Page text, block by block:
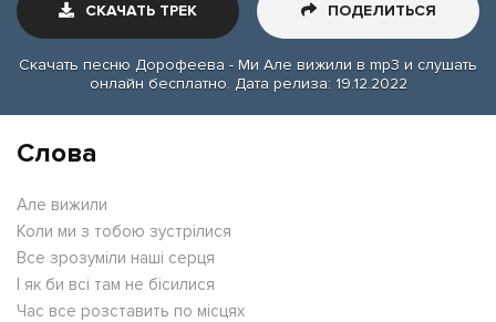
СКАЧАТЬ ТРЕК ПОДЕЛИТЬСЯ
Скачать песню Дорофеева - Ми Але вижили в mp3 и слушать
онлайн бесплатно. Дата релиза: 19.12.2022
Слова
Але вижили
Коли ми з тобою зустрілися
Все зрозуміли наші серця
І як би всі там не бісилися
Час все розставить по місцях